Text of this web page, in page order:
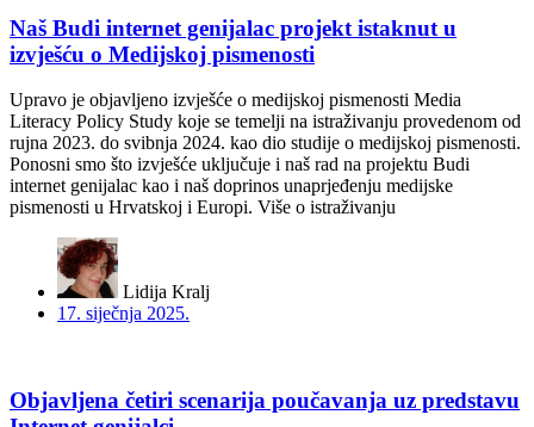
Naš Budi internet genijalac projekt istaknut u
izvješću o Medijskoj pismenosti
Upravo je objavljeno izvješće o medijskoj pismenosti Media
Literacy Policy Study koje se temelji na istraživanju provedenom od
rujna 2023. do svibnja 2024. kao dio studije o medijskoj pismenosti.
Ponosni smo što izvješće uključuje i naš rad na projektu Budi
internet genijalac kao i naš doprinos unaprjeđenju medijske
pismenosti u Hrvatskoj i Europi. Više o istraživanju
Lidija Kralj
17. siječnja 2025.
Objavljena četiri scenarija poučavanja uz predstavu